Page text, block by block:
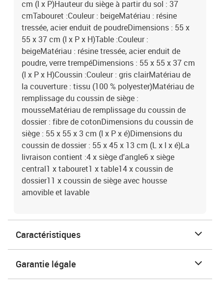
cm (l x P)Hauteur du siège à partir du sol : 37
cmTabouret :Couleur : beigeMatériau : résine
tressée, acier enduit de poudreDimensions : 55 x
55 x 37 cm (l x P x H)Table :Couleur :
beigeMatériau : résine tressée, acier enduit de
poudre, verre trempéDimensions : 55 x 55 x 37 cm
(l x P x H)Coussin :Couleur : gris clairMatériau de
la couverture : tissu (100 % polyester)Matériau de
remplissage du coussin de siège :
mousseMatériau de remplissage du coussin de
dossier : fibre de cotonDimensions du coussin de
siège : 55 x 55 x 3 cm (l x P x é)Dimensions du
coussin de dossier : 55 x 45 x 13 cm (L x l x é)La
livraison contient :4 x siège d'angle6 x siège
central1 x tabouret1 x table14 x coussin de
dossier11 x coussin de siège avec housse
amovible et lavable
Caractéristiques
Garantie légale